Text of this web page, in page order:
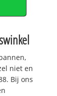
niet en
Bij ons